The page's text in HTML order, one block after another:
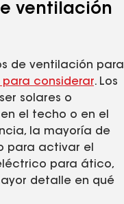
ventilación
de ventilación para
considerar. Los
solares o
el techo o en el
la mayoría de
para activar el
para ático,
detalle en qué